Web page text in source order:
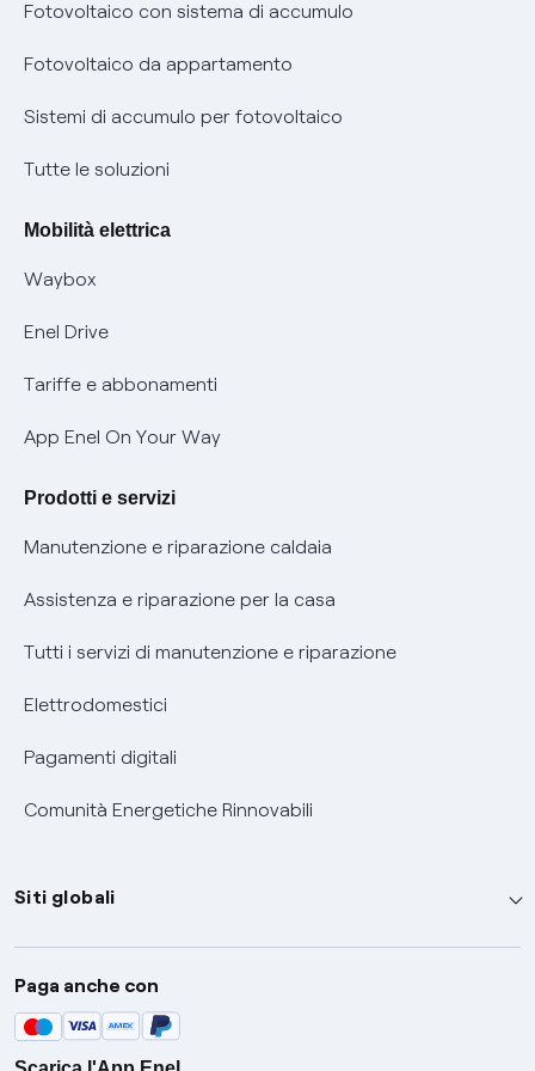
Parental Control – Navigazione sicura
Informazioni precontrattuali prodotti e servizi
Condizioni generali di contratto prodotti e servizi
Informativa RAEE
Informativa Privacy AI
prescrizione
Remit
Certificazioni
Nuove regole europee per la protezione dei dati
Offerte Placet non vulnerabili
Offerta Tutela Vulnerabilità Gas
Mobilità Elettrica
Phishing e truffe online
Verifica chi ti ha chiamato
Agevolazione utenti con disabilità per offerte Fibra
Informativa RAEE
Fotovoltaico con sistema di accumulo
Fotovoltaico da appartamento
Sistemi di accumulo per fotovoltaico
Tutte le soluzioni
Mobilità elettrica
Waybox
Enel Drive
Tariffe e abbonamenti
App Enel On Your Way
Prodotti e servizi
Manutenzione e riparazione caldaia
Assistenza e riparazione per la casa
Tutti i servizi di manutenzione e riparazione
Elettrodomestici
Pagamenti digitali
Comunità Energetiche Rinnovabili
Siti globali
Enel Group
Enel Green Power
Global Trading
Paga anche con